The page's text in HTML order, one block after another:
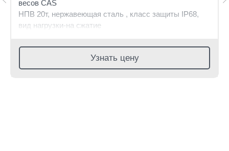
весов CAS
НПВ 20т, нержавеющая сталь , класс защиты IP68,
вид нагрузки-на сжатие
Узнать цену